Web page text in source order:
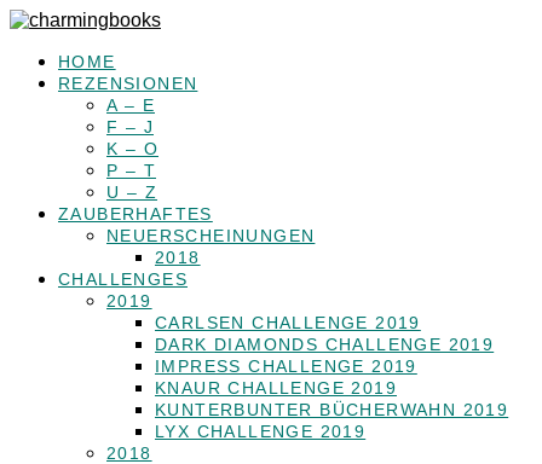
HOME
REZENSIONEN
A – E
F – J
K – O
P – T
U – Z
ZAUBERHAFTES
NEUERSCHEINUNGEN
2018
CHALLENGES
2019
CARLSEN CHALLENGE 2019
DARK DIAMONDS CHALLENGE 2019
IMPRESS CHALLENGE 2019
KNAUR CHALLENGE 2019
KUNTERBUNTER BÜCHERWAHN 2019
LYX CHALLENGE 2019
2018